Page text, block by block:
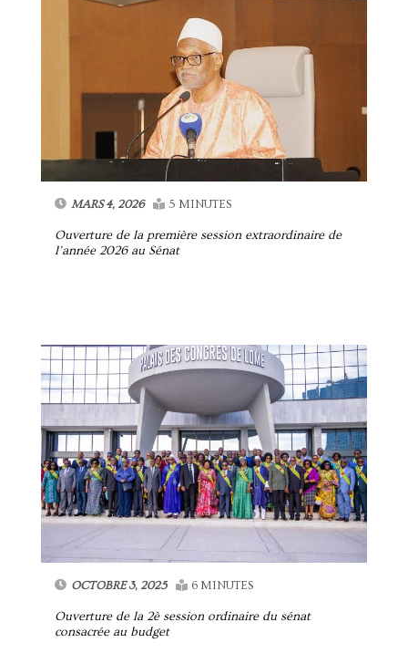
MARS 4, 2026 5 MINUTES
Ouverture de la première session extraordinaire de
l’année 2026 au Sénat
OCTOBRE 3, 2025 6 MINUTES
Ouverture de la 2è session ordinaire du sénat
consacrée au budget